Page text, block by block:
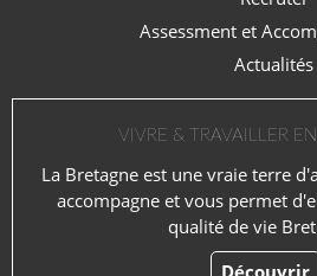
Assessment et
Actualités
VIVRE & TRAVAILLER
La Bretagne est une vraie terre
accompagne et vous permet
qualité de vie
Découvrir